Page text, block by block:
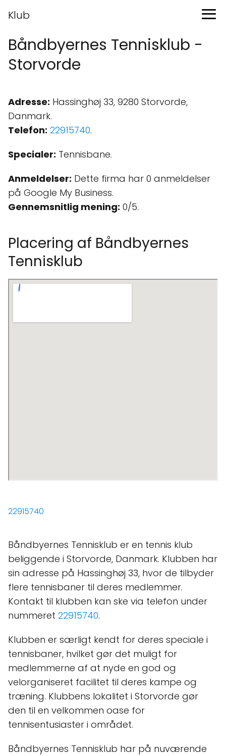
Klub
Båndbyernes Tennisklub -
Storvorde
Adresse: Hassinghøj 33, 9280 Storvorde,
Danmark.
Telefon: 22915740.
Specialer: Tennisbane.
Anmeldelser: Dette firma har 0 anmeldelser
på Google My Business.
Gennemsnitlig mening: 0/5.
Placering af Båndbyernes
Tennisklub
22915740
Båndbyernes Tennisklub er en tennis klub
beliggende i Storvorde, Danmark. Klubben har
sin adresse på Hassinghøj 33, hvor de tilbyder
flere tennisbaner til deres medlemmer.
Kontakt til klubben kan ske via telefon under
nummeret 22915740.
Klubben er særligt kendt for deres speciale i
tennisbaner, hvilket gør det muligt for
medlemmerne af at nyde en god og
velorganiseret facilitet til deres kampe og
træning. Klubbens lokalitet i Storvorde gør
den til en velkommen oase for
tennisentusiaster i området.
Båndbyernes Tennisklub har på nuværende